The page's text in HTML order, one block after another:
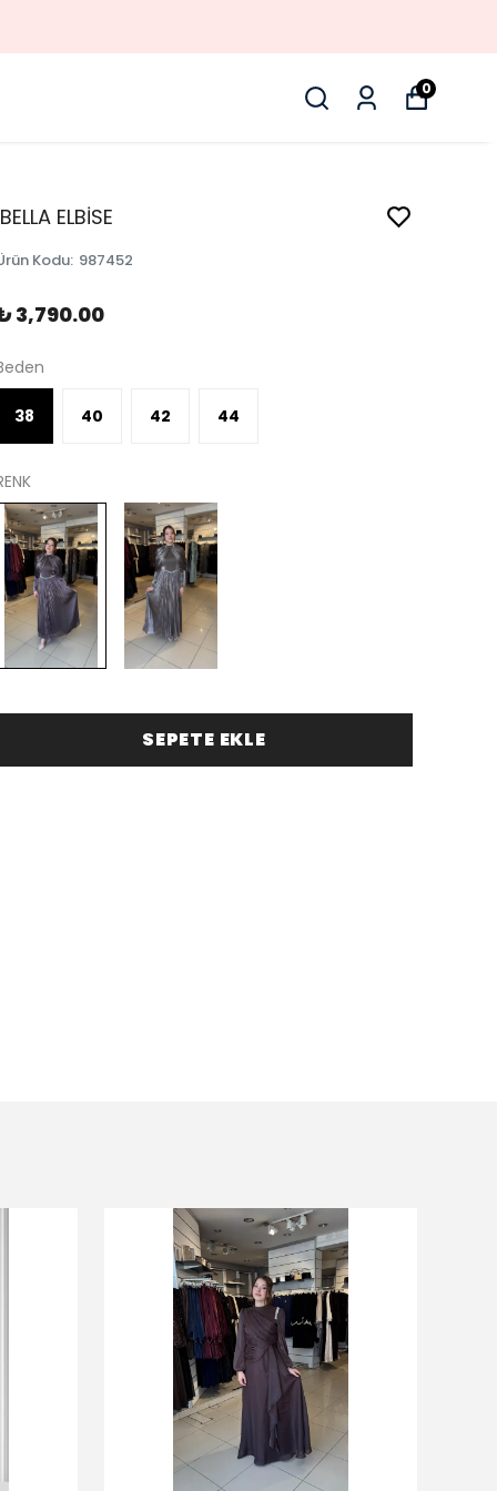
0
ELBİSE
Kodu: 987452
3,790.00
38 40 42 44
SEPETE EKLE